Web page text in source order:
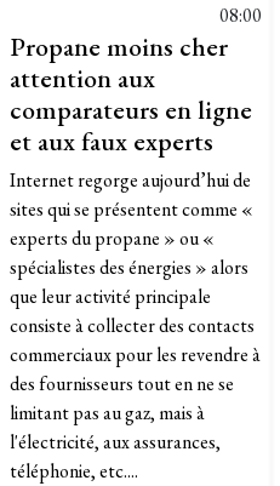
08:00
Propane moins cher
attention aux
comparateurs en ligne
et aux faux experts
Internet regorge aujourd’hui de
sites qui se présentent comme «
experts du propane » ou «
spécialistes des énergies » alors
que leur activité principale
consiste à collecter des contacts
commerciaux pour les revendre à
des fournisseurs tout en ne se
limitant pas au gaz, mais à
l'électricité, aux assurances,
téléphonie, etc....